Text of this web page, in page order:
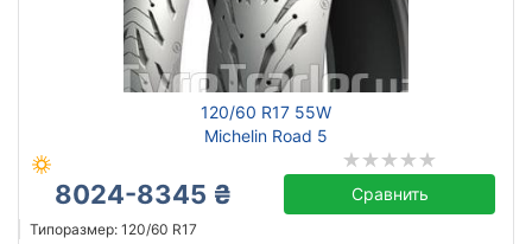
120/60 R17 55W
Michelin Road 5
8024-8345 ₴ Сравнить
Типоразмер: 120/60 R17